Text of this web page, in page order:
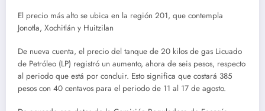
El precio más alto se ubica en la región 201, que contempla
Jonotla, Xochitlán y Huitzilan
De nueva cuenta, el precio del tanque de 20 kilos de gas Licuado
de Petróleo (LP) registró un aumento, ahora de seis pesos, respecto
al periodo que está por concluir. Esto significa que costará 385
pesos con 40 centavos para el periodo de 11 al 17 de agosto.